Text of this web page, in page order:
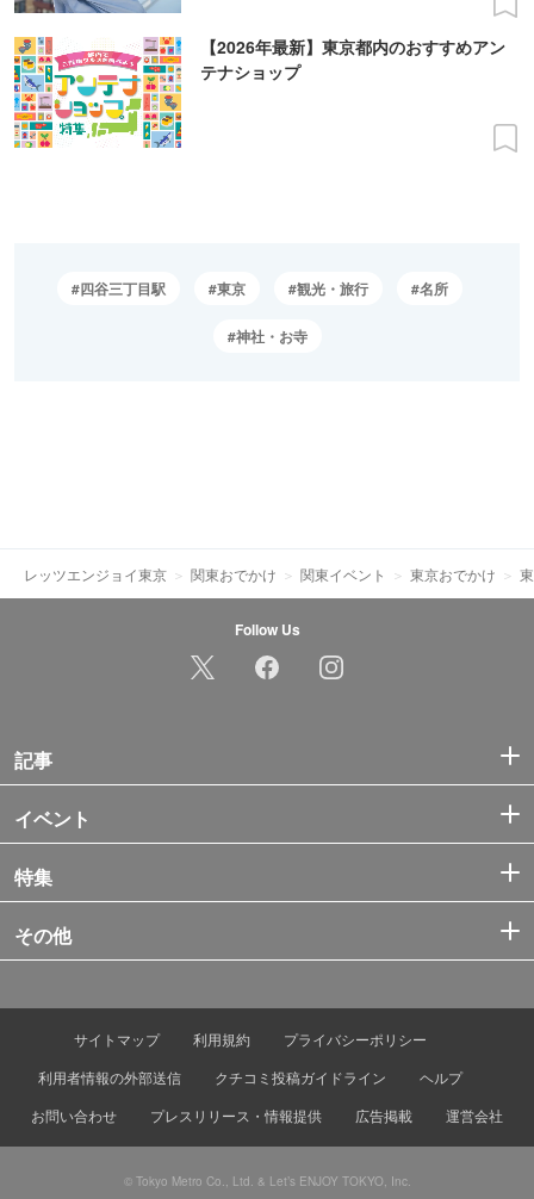
【2026年最新】東京都内のおすすめアン
テナショップ
四谷三丁目駅 東京 観光・旅行 名所
神社・お寺
レッツエンジョイ東京 関東おでかけ 関東イベント 東京おでかけ
Follow Us
記事
イベント
特集
その他
サイトマップ 利用規約
プライバシーポリシー
利用者情報の外部送信
クチコミ投稿ガイドライン
ヘルプ
お問い合わせ
プレスリリース・情報提供 広告掲載 運営会社
© Tokyo Metro Co., Ltd. & Let’s ENJOY TOKYO, Inc.